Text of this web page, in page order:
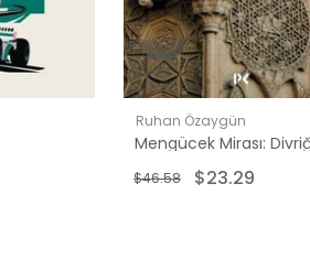
Ruhan Özaygün
$23.29
$46.58